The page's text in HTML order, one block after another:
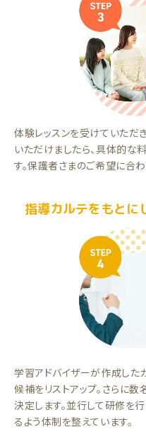
体験レッスンを受けていただ
いただけましたら、具体的な
す。保護者さまのご希望に合
指導カルテをもとに
学習アドバイザーが作成した
候補をリストアップ。さらに
決定します。並行して研修を
るよう体制を整えています。